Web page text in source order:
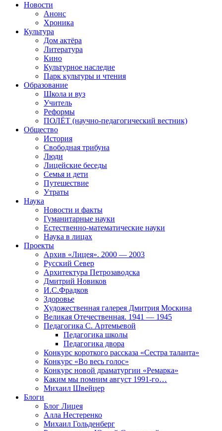
Новости
Анонс
Хроника
Культура
Дом актёра
Литература
Кино
Культурное наследие
Парк культуры и чтения
Образование
Школа и вуз
Учитель
Реформы
ПОЛЁТ (научно-педагогический вестник)
Общество
История
Свободная трибуна
Люди
Лицейские беседы
Семья и дети
Путешествие
Утраты
Наука
Новости и факты
Гуманитарные науки
Естественно-математические науки
Наука в лицах
Проекты
Архив «Лицея». 2000 — 2003
Русский Север
Архитектура Петрозаводска
Дмитрий Новиков
И.С.Фрадков
Здоровье
Художественная галерея Дмитрия Москина
Великая Отечественная. 1941 — 1945
Педагогика С. Артемьевой
Педагогика школы
Педагогика двора
Конкурс короткого рассказа «Сестра таланта»
Конкурс «Во весь голос»
Конкурс новой драматургии «Ремарка»
Каким мы помним август 1991-го…
Михаил Швейцер
Блоги
Блог Лицея
Алла Нестеренко
Михаил Гольденберг